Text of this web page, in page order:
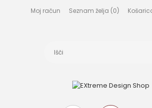
Moj račun Seznam želja (0)